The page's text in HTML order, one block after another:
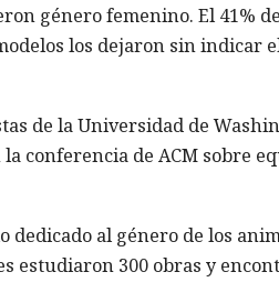
género femenino. El 41%
los dejaron sin indicar
de la Universidad de
conferencia de ACM sobre
al género de los
estudiaron 300 obras y